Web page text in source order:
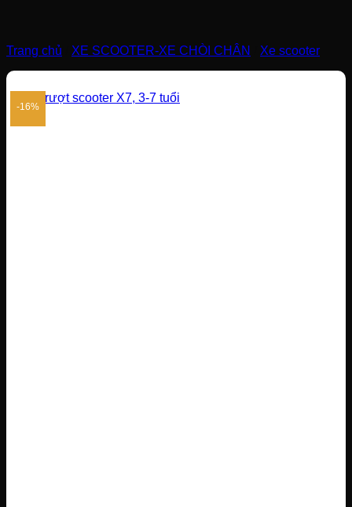
Trang chủ XE SCOOTER-XE CHÒI CHÂN Xe scooter
-16%